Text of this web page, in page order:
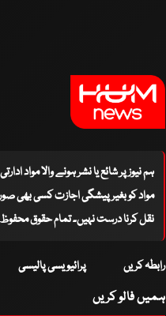
ہم نیوز پر شائع یا نشر ہونے والا مواد
مواد کو بغیر پیشگی اجازت کسی بھی
نقل کرنا درست نہیں۔ تمام حقوق محفوظ
رابطہ کریں پرائیویسی پالیسی
ہمیں فالو کریں